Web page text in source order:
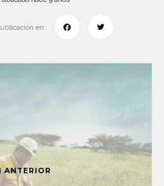
en: